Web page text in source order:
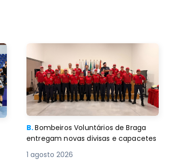
B.Bombeiros Voluntários de Braga
entregam novas divisas e capacetes
1 agosto 2026